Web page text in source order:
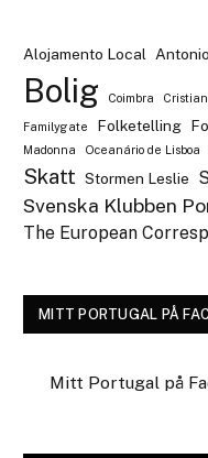
Alojamento Local
Bolig Coimbra
Familygate Folketelling
Madonna
Oceanário de Lisboa
Skatt Stormen Leslie
Svenska Klubben
The European
MITT PORTUGAL PÅ
Mitt Portugal på